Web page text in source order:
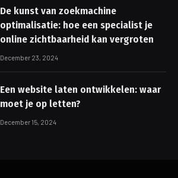
De kunst van zoekmachine
optimalisatie: hoe een specialist je
online zichtbaarheid kan vergroten
December 23, 2024
Een website laten ontwikkelen: waar
moet je op letten?
December 15, 2024